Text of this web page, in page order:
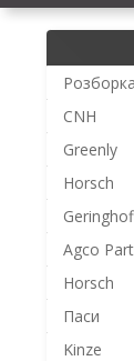
CNH
Greenly
Horsch
Agco
Horsch
Паси
Kinze